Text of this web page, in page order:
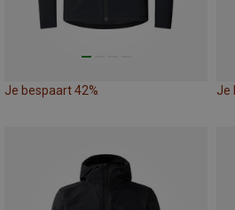
Je bespaart 42% Je